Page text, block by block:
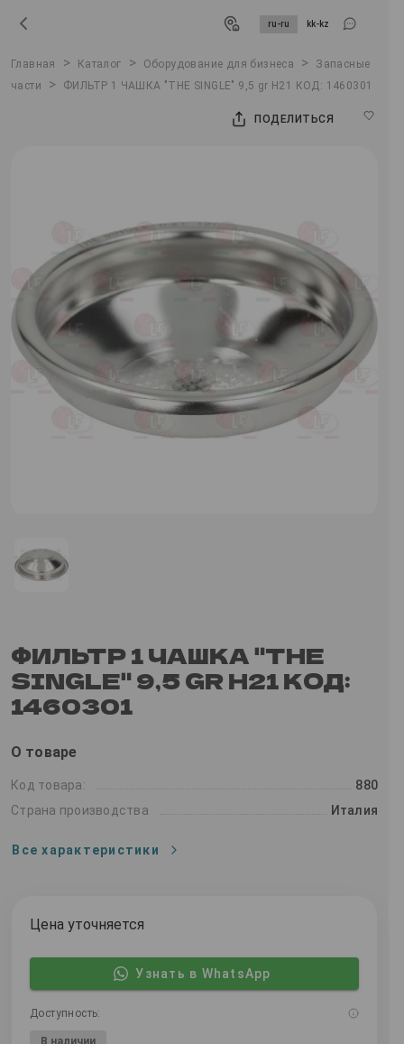
ru-ru kk-kz
Главная > Каталог > Оборудование для бизнеса >
Запасные
части
> ФИЛЬТР 1 ЧАШКА "THE SINGLE" 9,5 gr H21 КОД: 1460301
ПОДЕЛИТЬСЯ
ФИЛЬТР 1 ЧАШКА "THE
SINGLE" 9,5 GR H21 КОД:
1460301
О товаре
Код товара:
880
Страна производства
Италия
Все характеристики
Цена уточняется
Узнать в WhatsApp
Доступность:
В наличии